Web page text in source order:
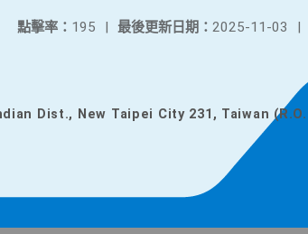
最後更新日期： 2025-11-03 |
點擊率： 195 |
Dist., New Taipei City 231, Taiwan